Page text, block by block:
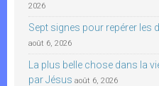
2026
Sept signes pour repérer les
août 6, 2026
La plus belle chose dans la
par Jésus août 6, 2026